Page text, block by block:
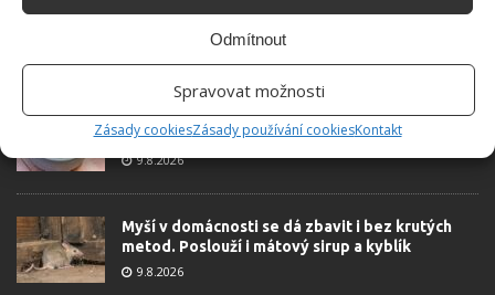
Odmítnout
Spravovat možnosti
Zásady cookiesZásady používání cookiesKontakt
ŽHAVÉ NOVINKY
Její okolí nechápalo, proč lije beton do kelímků.
To, co z nich vytvořila, všem vytřelo zrak
9.8.2026
Myší v domácnosti se dá zbavit i bez krutých
metod. Poslouží i mátový sirup a kyblík
9.8.2026